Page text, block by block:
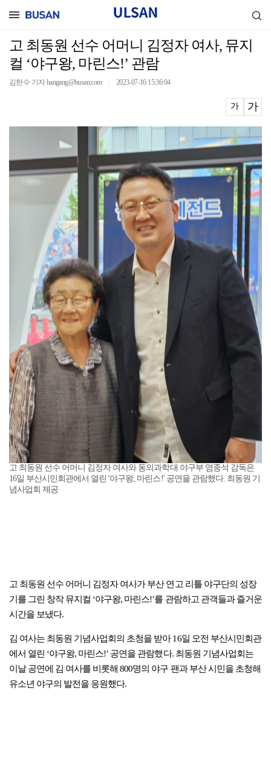
고 최동원 선수 어머니 김정자 여사, 뮤지
컬 ‘야구왕, 마린스!’ 관람
김한수 기자 hangang@busan.com 2023-07-16 15:36:04
가 가
고 최동원 선수 어머니 김정자 여사와 동의과학대 야구부 염종석 감독은
16일 부산시민회관에서 열린 '야구왕, 마린스!' 공연을 관람했다. 최동원 기
념사업회 제공
고 최동원 선수 어머니 김정자 여사가 부산 연고 리틀 야구단의 성장
기를 그린 창작 뮤지컬 ‘야구왕, 마린스!’를 관람하고 관객들과 즐거운
시간을 보냈다.
김 여사는 최동원 기념사업회의 초청을 받아 16일 오전 부산시민회관
에서 열린 ‘야구왕, 마린스!’ 공연을 관람했다. 최동원 기념사업회는
이날 공연에 김 여사를 비롯해 800명의 야구 팬과 부산 시민을 초청해
유소년 야구의 발전을 응원했다.